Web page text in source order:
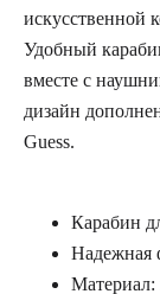
искусственной
Удобный
вместе с
дизайн
Guess.
Карабин
Надежная
Материал: